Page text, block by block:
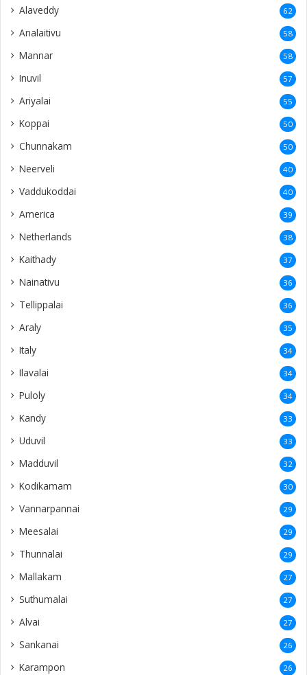
Alaveddy 62
Analaitivu 58
Mannar 58
Inuvil 57
Ariyalai 55
Koppai 50
Chunnakam 50
Neerveli 40
Vaddukoddai 40
America 39
Netherlands 38
Kaithady 37
Nainativu 36
Tellippalai 36
Araly 35
Italy 34
Ilavalai 34
Puloly 34
Kandy 33
Uduvil 33
Madduvil 32
Kodikamam 30
Vannarpannai 29
Meesalai 29
Thunnalai 29
Mallakam 27
Suthumalai 27
Alvai 27
Sankanai 26
Karampon 26